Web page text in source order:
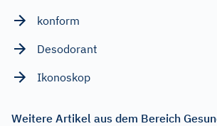
konform
Desodorant
Ikonoskop
Weitere Artikel aus dem Bereich